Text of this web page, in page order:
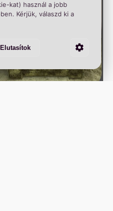
kat) használ a jobb
Kérjük, válaszd ki a
Elutasítok